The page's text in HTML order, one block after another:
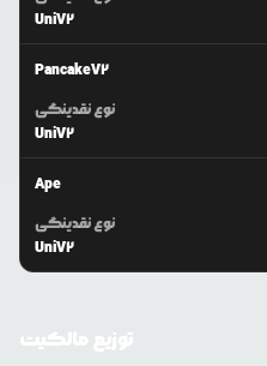
UniV2
PancakeV2
نوع نقدینگی
UniV2
Ape
نوع نقدینگی
UniV2